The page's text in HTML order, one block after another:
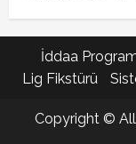
İddaa
Lig Fikstürü
Copyright ©